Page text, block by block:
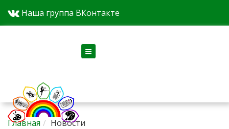
Наша группа ВКонтакте
Главная Новости